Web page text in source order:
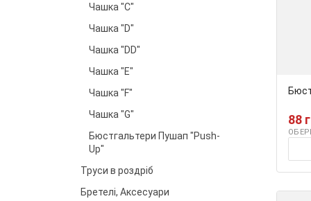
Чашка "C"
Чашка "D"
Чашка "DD"
Чашка "E"
Чашка "F"
Чашка "G"
Бюстгальтери Пушап "Push-
Up"
Труси в роздріб
Бретелі, Аксесуари
88